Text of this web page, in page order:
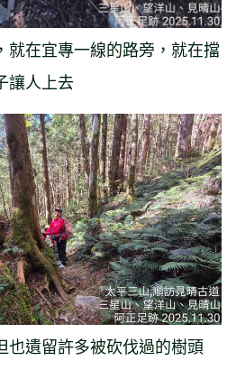
就在宜專一線的路旁，就在擋
讓人上去
也遺留許多被砍伐過的樹頭